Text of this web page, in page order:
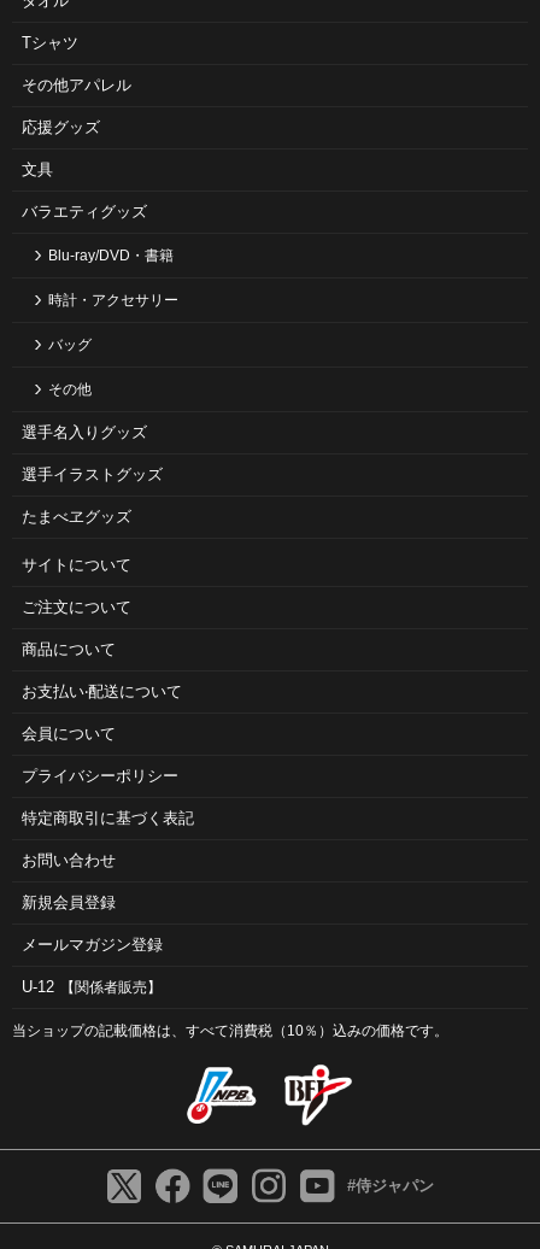
Tシャツ
その他アパレル
応援グッズ
文具
バラエティグッズ
Blu-ray/DVD・書籍
時計・アクセサリー
バッグ
その他
選手名入りグッズ
選手イラストグッズ
たまべヱグッズ
サイトについて
ご注⽂について
商品について
お⽀払い‧配送について
会員について
プライバシーポリシー
特定商取引に基づく表記
お問い合わせ
新規会員登録
メールマガジン登録
U-12 【関係者販売】
当ショップの記載価格は、すべて消費税（10％）込みの価格です。
#侍ジャパン